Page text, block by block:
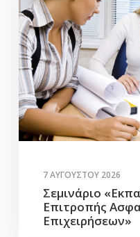
7 ΑΥΓΟΎΣΤΟΥ 2026
Σεμινάριο
Επιτροπής
Επιχειρήσεων»